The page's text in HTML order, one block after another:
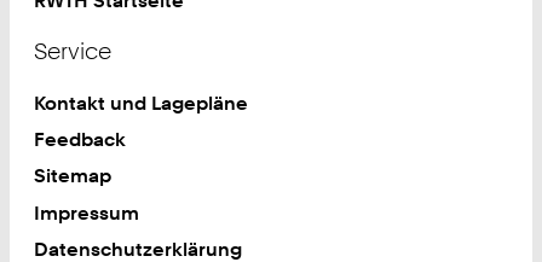
Service
Kontakt und Lagepläne
Feedback
Sitemap
Impressum
Datenschutzerklärung